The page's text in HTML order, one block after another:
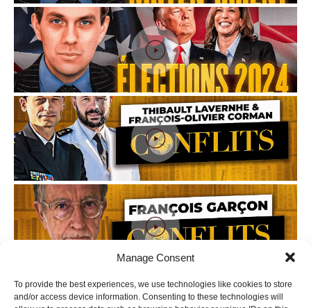
Manage Consent
To provide the best experiences, we use technologies like cookies to store
and/or access device information. Consenting to these technologies will
Voir toutes les vidéos